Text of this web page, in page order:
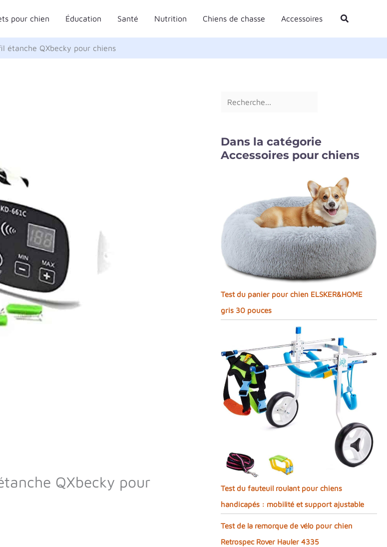
pour chien Éducation Santé Nutrition Chiens de chasse Accessoires Rechercher
étanche QXbecky pour chiens
QXbecky pour
e
c
e
r
Dans la catégorie
Accessoires pour chiens
Test du panier pour chien ELSKER&HOME
gris 30 pouces
Test du fauteuil roulant pour chiens
handicapés : mobilité et support ajustable
Test de la remorque de vélo pour chien
Retrospec Rover Hauler 4335